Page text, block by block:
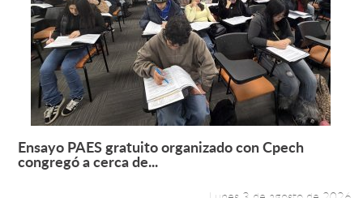
Leer más +
Ensayo PAES gratuito organizado con Cpech
congregó a cerca de...